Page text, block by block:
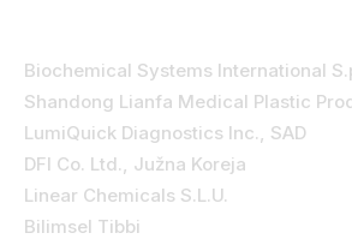
Biochemical Systems International
Shandong Lianfa Medical Plastic
LumiQuick Diagnostics Inc., SAD
DFI Co. Ltd., Južna Koreja
Linear Chemicals S.L.U.
Bilimsel Tibbi